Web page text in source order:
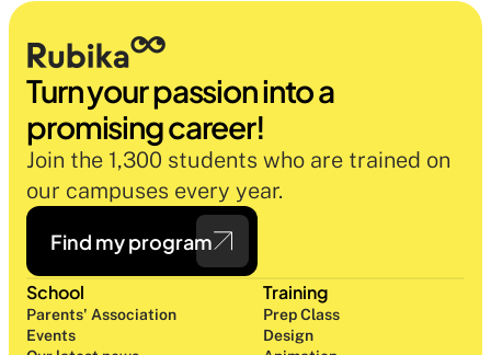
Turn your passion into a
promising career!
Join the 1,300 students who are trained on
our campuses every year.
Find my program
School
Parents' Association
Events
Training
Prep Class
Design